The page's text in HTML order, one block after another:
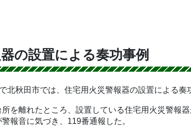
の設置による奏功事例
北秋田市では、住宅用火災警報器の設置による
を離れたところ、設置している住宅用火災警報
報音に気づき、119番通報した。